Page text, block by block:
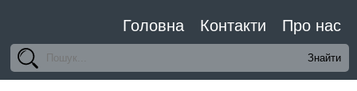
Головна Контакти Про нас